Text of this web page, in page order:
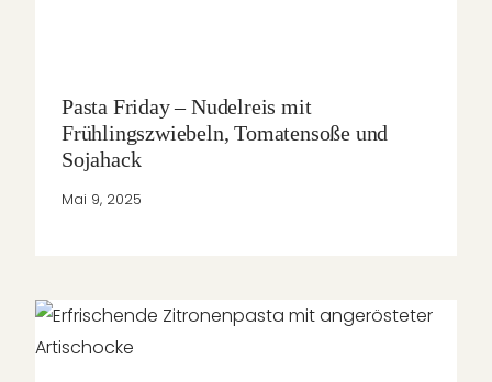
Pasta Friday – Nudelreis mit
Frühlingszwiebeln, Tomatensoße und
Sojahack
Mai 9, 2025